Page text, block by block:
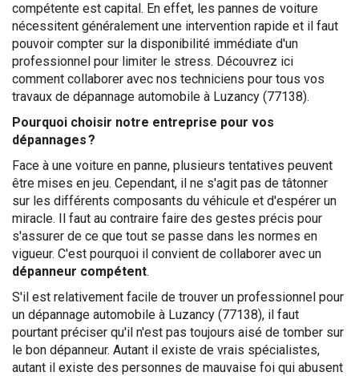
compétente est capital. En effet, les pannes de voiture
nécessitent généralement une intervention rapide et il faut
pouvoir compter sur la disponibilité immédiate d'un
professionnel pour limiter le stress. Découvrez ici
comment collaborer avec nos techniciens pour tous vos
travaux de dépannage automobile à Luzancy (77138).
Pourquoi choisir notre entreprise pour vos
dépannages ?
Face à une voiture en panne, plusieurs tentatives peuvent
être mises en jeu. Cependant, il ne s'agit pas de tâtonner
sur les différents composants du véhicule et d'espérer un
miracle. Il faut au contraire faire des gestes précis pour
s'assurer de ce que tout se passe dans les normes en
vigueur. C'est pourquoi il convient de collaborer avec un
dépanneur compétent.
S'il est relativement facile de trouver un professionnel pour
un dépannage automobile à Luzancy (77138), il faut
pourtant préciser qu'il n'est pas toujours aisé de tomber sur
le bon dépanneur. Autant il existe de vrais spécialistes,
autant il existe des personnes de mauvaise foi qui abusent